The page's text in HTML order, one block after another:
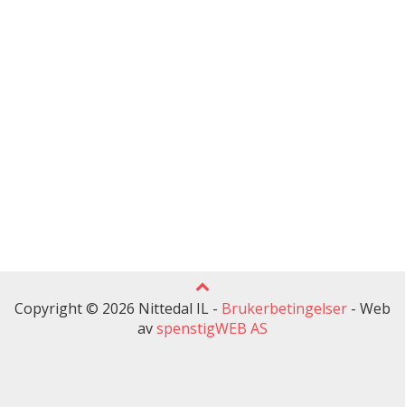
Copyright © 2026 Nittedal IL - Brukerbetingelser - Web
avspenstigWEB AS